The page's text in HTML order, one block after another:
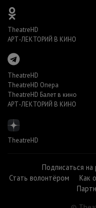
TheatreHD
АРТ-ЛЕКТОРИЙ В КИНО
TheatreHD
TheatreHD Опера
TheatreHD Балет в кино
АРТ-ЛЕКТОРИЙ В КИНО
TheatreHD
Подписаться на
Стать волонтёром
Как